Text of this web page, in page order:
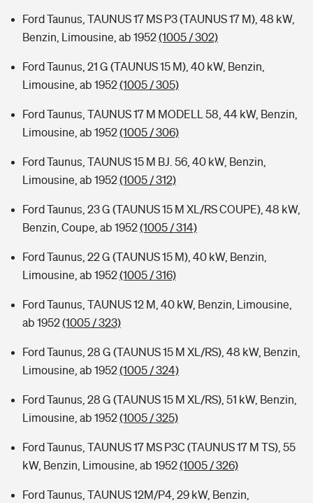
Ford Taunus, TAUNUS 17 MS P3 (TAUNUS 17 M), 48 kW,
Benzin, Limousine, ab 1952(1005 / 302)
Ford Taunus, 21 G (TAUNUS 15 M), 40 kW, Benzin,
Limousine, ab 1952(1005 / 305)
Ford Taunus, TAUNUS 17 M MODELL 58, 44 kW, Benzin,
Limousine, ab 1952(1005 / 306)
Ford Taunus, TAUNUS 15 M BJ. 56, 40 kW, Benzin,
Limousine, ab 1952(1005 / 312)
Ford Taunus, 23 G (TAUNUS 15 M XL/RS COUPE), 48 kW,
Benzin, Coupe, ab 1952(1005 / 314)
Ford Taunus, 22 G (TAUNUS 15 M), 40 kW, Benzin,
Limousine, ab 1952(1005 / 316)
Ford Taunus, TAUNUS 12 M, 40 kW, Benzin, Limousine,
ab 1952(1005 / 323)
Ford Taunus, 28 G (TAUNUS 15 M XL/RS), 48 kW, Benzin,
Limousine, ab 1952(1005 / 324)
Ford Taunus, 28 G (TAUNUS 15 M XL/RS), 51 kW, Benzin,
Limousine, ab 1952(1005 / 325)
Ford Taunus, TAUNUS 17 MS P3C (TAUNUS 17 M TS), 55
kW, Benzin, Limousine, ab 1952(1005 / 326)
Ford Taunus, TAUNUS 12M/P4, 29 kW, Benzin,